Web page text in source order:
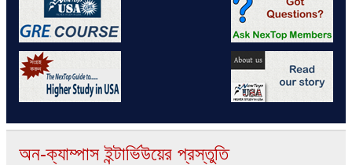
অন-ক্যাম্পাস ইন্টার্ভিউয়ের প্রস্তুতি